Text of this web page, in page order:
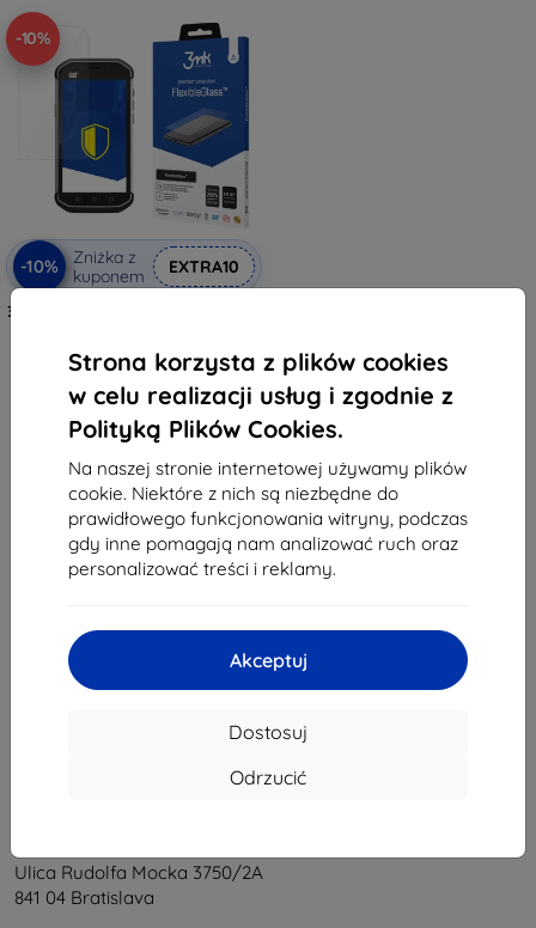
Strona korzysta z plików cookies
w celu realizacji usług i zgodnie z
Polityką Plików Cookies.
Na naszej stronie internetowej używamy plików
cookie. Niektóre z nich są niezbędne do
prawidłowego funkcjonowania witryny, podczas
gdy inne pomagają nam analizować ruch oraz
personalizować treści i reklamy.
Akceptuj
Dostosuj
Odrzucić
-10%
-10%
Zniżka z
kuponem
EXTRA10
3MK FlexibleGlass CAT S40 Hybrid
38,90 zł
35,02 zł
1
Ulica Rudolfa Mocka 3750/2A
841 04 Bratislava